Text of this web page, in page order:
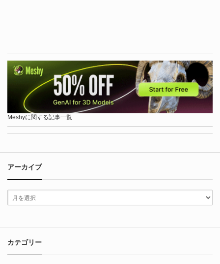
Meshyに関する記事一覧
アーカイブ
カテゴリー